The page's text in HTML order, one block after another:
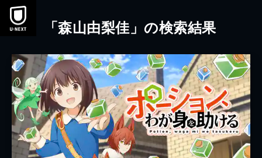
本文へスキップ
「森山由梨佳」の検索結果